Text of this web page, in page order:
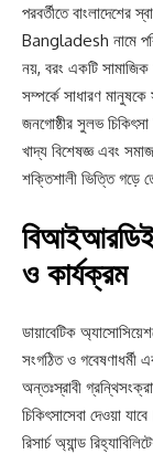
পরবর্তীতে
Bangladesh নামে
নয়, বরং একটি সামাজিক
সম্পর্কে সাধারণ মানুষকে
জনগোষ্ঠীর সুলভ
খাদ্য বিশেষজ্ঞ এবং
শক্তিশালী ভিত্তি গড়ে
ও কার্যক্রম
ডায়াবেটিক
সংগঠিত ও গবেষণাধর্মী
অন্তঃস্রাবী
চিকিৎসাসেবা দেওয়া
রিসার্চ অ্যান্ড